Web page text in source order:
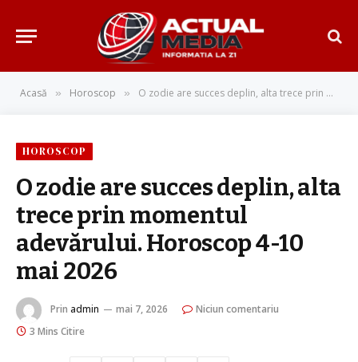
Acasă » Horoscop » O zodie are succes deplin, alta trece prin momentul adevărului. Horoscop 4-10 mai 2026
HOROSCOP
O zodie are succes deplin, alta
trece prin momentul
adevărului. Horoscop 4-10
mai 2026
Prin admin mai 7, 2026
Niciun comentariu
3 Mins Citire